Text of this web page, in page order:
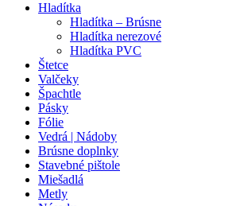
Hladítka
Hladítka – Brúsne
Hladítka nerezové
Hladítka PVC
Štetce
Valčeky
Špachtle
Pásky
Fólie
Vedrá | Nádoby
Brúsne doplnky
Stavebné pištole
Miešadlá
Metly